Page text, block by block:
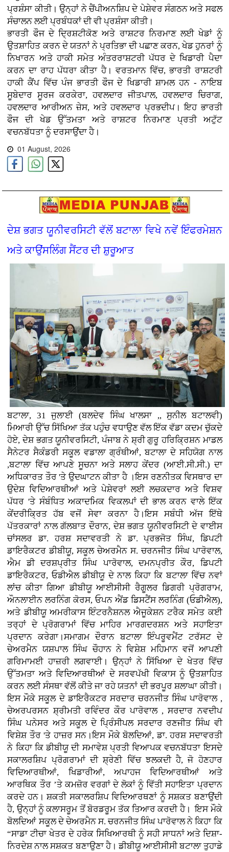
ਪ੍ਰਸ਼ੰਸਾ ਕੀਤੀ। ਉਨ੍ਹਾਂ ਨੇ ਚੈਂਪੀਅਨਸ਼ਿਪ ਦੇ ਪੇਸ਼ੇਵਰ ਸੰਗਠਨ ਅਤੇ ਸਫਲ
ਸੰਚਾਲਨ ਲਈ ਪ੍ਰਬੰਧਕਾਂ ਦੀ ਵੀ ਪ੍ਰਸ਼ੰਸਾ ਕੀਤੀ।
ਭਾਰਤੀ ਫੌਜ ਦੇ ਦ੍ਰਿਸ਼ਟੀਕੋਣ ਅਤੇ ਰਾਸ਼ਟਰ ਨਿਰਮਾਣ ਲਈ ਖੇਡਾਂ ਨੂੰ
ਉਤਸ਼ਾਹਿਤ ਕਰਨ ਦੇ ਯਤਨਾਂ ਨੇ ਪ੍ਰਤਿਭਾ ਦੀ ਪਛਾਣ ਕਰਨ, ਖੇਡ ਹੁਨਰਾਂ ਨੂੰ
ਨਿਖਾਰਨ ਅਤੇ ਹਾਕੀ ਸਮੇਤ ਅੰਤਰਰਾਸ਼ਟਰੀ ਪੱਧਰ ਦੇ ਖਿਡਾਰੀ ਪੈਦਾ
ਕਰਨ ਦਾ ਰਾਹ ਪੱਧਰਾ ਕੀਤਾ ਹੈ। ਵਰਤਮਾਨ ਵਿੱਚ, ਭਾਰਤੀ ਰਾਸ਼ਟਰੀ
ਹਾਕੀ ਕੈਂਪ ਵਿੱਚ ਪੰਜ ਭਾਰਤੀ ਫੌਜ ਦੇ ਖਿਡਾਰੀ ਸ਼ਾਮਲ ਹਨ - ਨਾਇਬ
ਸੂਬੇਦਾਰ ਸੂਰਜ ਕਰਕੇਰਾ, ਹਵਲਦਾਰ ਜੀਤਪਾਲ, ਹਵਲਦਾਰ ਚਿਰਾਗ,
ਹਵਲਦਾਰ ਆਰੀਅਨ ਜ਼ੇਸ, ਅਤੇ ਹਵਲਦਾਰ ਪ੍ਰਭਦੀਪ। ਇਹ ਭਾਰਤੀ
ਫੌਜ ਦੀ ਖੇਡ ਉੱਤਮਤਾ ਅਤੇ ਰਾਸ਼ਟਰ ਨਿਰਮਾਣ ਪ੍ਰਤੀ ਅਟੁੱਟ
ਵਚਨਬੱਧਤਾ ਨੂੰ ਦਰਸਾਉਂਦਾ ਹੈ।
01 August, 2026
ਦੇਸ਼ ਭਗਤ ਯੂਨੀਵਰਸਿਟੀ ਵੱਲੋਂ ਬਟਾਲਾ ਵਿਖੇ ਨਵੇਂ ਇੰਫਰਮੇਸ਼ਨ
ਅਤੇ ਕਾਉਂਸਲਿੰਗ ਸੈਂਟਰ ਦੀ ਸ਼ੁਰੂਆਤ
ਬਟਾਲਾ, 31 ਜੁਲਾਈ (ਬਲਦੇਵ ਸਿੰਘ ਖਾਲਸਾ ,, ਸੁਨੀਲ ਬਟਾਲਵੀ)
ਮਿਆਰੀ ਉੱਚ ਸਿੱਖਿਆ ਤੱਕ ਪਹੁੰਚ ਵਧਾਉਣ ਵੱਲ ਇੱਕ ਵੱਡਾ ਕਦਮ ਚੁੱਕਦੇ
ਹੋਏ, ਦੇਸ਼ ਭਗਤ ਯੂਨੀਵਰਸਿਟੀ, ਪੰਜਾਬ ਨੇ ਸ਼੍ਰੀ ਗੁਰੂ ਹਰਿਕ੍ਰਿਸ਼ਨ ਮਾਡਲ
ਸੈਨੇਟਰ ਸੈਕੰਡਰੀ ਸਕੂਲ ਵਡਾਲਾ ਗ੍ਰੰਥੀਆਂ, ਬਟਾਲਾ ਦੇ ਸਹਿਯੋਗ ਨਾਲ
,ਬਟਾਲਾ ਵਿੱਚ ਆਪਣੇ ਸੂਚਨਾ ਅਤੇ ਸਲਾਹ ਕੇਂਦਰ (ਆਈ.ਸੀ.ਸੀ.) ਦਾ
ਅਧਿਕਾਰਤ ਤੌਰ 'ਤੇ ਉਦਘਾਟਨ ਕੀਤਾ ਹੈ ।ਇਸ ਰਣਨੀਤਕ ਵਿਸਥਾਰ ਦਾ
ਉਦੇਸ਼ ਵਿਦਿਆਰਥੀਆਂ ਅਤੇ ਪੇਸ਼ੇਵਰਾਂ ਲਈ ਲਚਕਦਾਰ ਅਤੇ ਵਿਸ਼ਵ
ਪੱਧਰ 'ਤੇ ਸੰਬੰਧਿਤ ਅਕਾਦਮਿਕ ਵਿਕਲਪਾਂ ਦੀ ਭਾਲ ਕਰਨ ਵਾਲੇ ਇੱਕ
ਕੇਂਦਰੀਕ੍ਰਿਤ ਹੱਬ ਵਜੋਂ ਸੇਵਾ ਕਰਨਾ ਹੈ।ਇਸ ਸਬੰਧੀ ਅੱਜ ਇੱਥੇ
ਪੱਤਰਕਾਰਾਂ ਨਾਲ ਗੱਲਬਾਤ ਦੌਰਾਨ, ਦੇਸ਼ ਭਗਤ ਯੂਨੀਵਰਸਿਟੀ ਦੇ ਵਾਈਸ
ਚਾਂਸਲਰ ਡਾ. ਹਰਸ਼ ਸਦਾਵਰਤੀ ਨੇ ਡਾ. ਪ੍ਰਭਜੋਤ ਸਿੰਘ, ਡਿਪਟੀ
ਡਾਇਰੈਕਟਰ ਡੀਬੀਯੂ, ਸਕੂਲ ਚੇਅਰਮੈਨ ਸ. ਚਰਨਜੀਤ ਸਿੰਘ ਪਾਰੋਵਾਲ,
ਐਮ ਡੀ ਦਰਸ਼ਪ੍ਰੀਤ ਸਿੰਘ ਪਾਰੋਵਾਲ, ਦਮਨਪ੍ਰੀਤ ਕੌਰ, ਡਿਪਟੀ
ਡਾਇਰੈਕਟਰ, ਓਡੀਐਲ ਡੀਬੀਯੂ ਦੇ ਨਾਲ ਕਿਹਾ ਕਿ ਬਟਾਲਾ ਵਿੱਚ ਨਵਾਂ
ਲਾਂਚ ਕੀਤਾ ਗਿਆ ਡੀਬੀਯੂ ਆਈਸੀਸੀ ਰੈਗੂਲਰ ਡਿਗਰੀ ਪ੍ਰੋਗਰਾਮ,
ਔਨਲਾਈਨ ਲਰਨਿੰਗ ਕੋਰਸ, ਓਪਨ ਐਂਡ ਡਿਸਟੈਂਸ ਲਰਨਿੰਗ (ਓਡੀਐਲ),
ਅਤੇ ਡੀਬੀਯੂ ਅਮਰੀਕਾਸ ਇੰਟਰਨੈਸ਼ਨਲ ਐਜੂਕੇਸ਼ਨ ਟਰੈਕ ਸਮੇਤ ਕਈ
ਤਰ੍ਹਾਂ ਦੇ ਪ੍ਰੋਗਰਾਮਾਂ ਵਿੱਚ ਮਾਹਿਰ ਮਾਰਗਦਰਸ਼ਨ ਅਤੇ ਸਹਾਇਤਾ
ਪ੍ਰਦਾਨ ਕਰੇਗਾ।ਸਮਾਗਮ ਦੌਰਾਨ ਬਟਾਲਾ ਇੰਪਰੂਵਮੈਂਟ ਟਰੱਸਟ ਦੇ
ਚੇਅਰਮੈਨ ਯਸ਼ਪਾਲ ਸਿੰਘ ਚੌਹਾਨ ਨੇ ਵਿਸ਼ੇਸ਼ ਮਹਿਮਾਨ ਵਜੋਂ ਆਪਣੀ
ਗਰਿਮਾਮਈ ਹਾਜ਼ਰੀ ਲਗਵਾਈ। ਉਨ੍ਹਾਂ ਨੇ ਸਿੱਖਿਆ ਦੇ ਖੇਤਰ ਵਿੱਚ
ਉੱਤਮਤਾ ਅਤੇ ਵਿਦਿਆਰਥੀਆਂ ਦੇ ਸਰਵਪੱਖੀ ਵਿਕਾਸ ਨੂੰ ਉਤਸ਼ਾਹਿਤ
ਕਰਨ ਲਈ ਸੰਸਥਾ ਵੱਲੋਂ ਕੀਤੇ ਜਾ ਰਹੇ ਯਤਨਾਂ ਦੀ ਭਰਪੂਰ ਸ਼ਲਾਘਾ ਕੀਤੀ।
ਇਸ ਮੌਕੇ ਸਕੂਲ ਦੇ ਡਾਇਰੈਕਟਰ ਸਰਦਾਰ ਚਰਨਜੀਤ ਸਿੰਘ ਪਾਰੋਵਾਲ ,
ਚੇਅਰਪਰਸਨ ਸ਼੍ਰੀਮਤੀ ਰਵਿੰਦਰ ਕੌਰ ਪਾਰੋਵਾਲ , ਸਰਦਾਰ ਨਵਦੀਪ
ਸਿੰਘ ਪਨੇਸਰ ਅਤੇ ਸਕੂਲ ਦੇ ਪ੍ਰਿੰਸੀਪਲ ਸਰਦਾਰ ਰਣਜੀਤ ਸਿੰਘ ਵੀ
ਵਿਸ਼ੇਸ਼ ਤੌਰ 'ਤੇ ਹਾਜ਼ਰ ਸਨ।ਇਸ ਮੌਕੇ ਬੋਲਦਿਆਂ, ਡਾ. ਹਰਸ਼ ਸਦਾਵਰਤੀ
ਨੇ ਕਿਹਾ ਕਿ ਡੀਬੀਯੂ ਦੀ ਸਮਾਵੇਸ਼ ਪ੍ਰਤੀ ਵਿਆਪਕ ਵਚਨਬੱਧਤਾ ਇਸਦੇ
ਸਕਾਲਰਸ਼ਿਪ ਪ੍ਰੋਗਰਾਮਾਂ ਦੀ ਸ਼੍ਰੇਣੀ ਵਿੱਚ ਝਲਕਦੀ ਹੈ, ਜੋ ਹੋਣਹਾਰ
ਵਿਦਿਆਰਥੀਆਂ, ਖਿਡਾਰੀਆਂ, ਅਪਾਹਜ ਵਿਦਿਆਰਥੀਆਂ ਅਤੇ
ਆਰਥਿਕ ਤੌਰ ’ਤੇ ਕਮਜ਼ੋਰ ਵਰਗਾਂ ਦੇ ਲੋਕਾਂ ਨੂੰ ਵਿੱਤੀ ਸਹਾਇਤਾ ਪ੍ਰਦਾਨ
ਕਰਦੇ ਹਨ। ਸ਼ਕਤੀ ਸਕਾਲਰਸ਼ਿਪ ਵਿਦਿਆਰਥਣਾਂ ਨੂੰ ਸਸ਼ਕਤ ਬਣਾਉਂਦੀ
ਹੈ, ਉਨ੍ਹਾਂ ਨੂੰ ਕਲਾਸਰੂਮ ਤੋਂ ਬੋਰਡਰੂਮ ਤੱਕ ਤਿਆਰ ਕਰਦੀ ਹੈ। ਇਸ ਮੌਕੇ
ਬੋਲਦਿਆਂ ਸਕੂਲ ਦੇ ਚੇਅਰਮੈਨ ਸ. ਚਰਨਜੀਤ ਸਿੰਘ ਪਾਰੋਵਾਲ ਨੇ ਕਿਹਾ ਕਿ
“ਸਾਡਾ ਟੀਚਾ ਖੇਤਰ ਦੇ ਹਰੇਕ ਸਿਖਿਆਰਥੀ ਨੂੰ ਸਹੀ ਸਾਧਨਾਂ ਅਤੇ ਦਿਸ਼ਾ-
ਨਿਰਦੇਸ਼ ਨਾਲ ਸਸ਼ਕਤ ਬਣਾਉਣਾ ਹੈ। ਡੀਬੀਯੂ ਆਈਸੀਸੀ ਬਟਾਲਾ ਤੁਹਾਡੇ